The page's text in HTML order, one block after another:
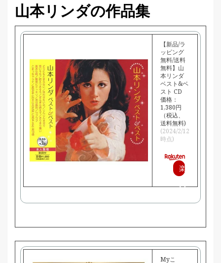
山本リンダの作品集
【新品/ラ
ッピング
無料/送料
無料】山
本リンダ
ベスト&ベ
スト CD
価格：
1,380円
（税込、
送料無料)
(2024/2/12
時点)
楽
Myこ